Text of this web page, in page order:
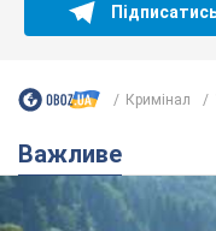
Кримінал
Важливе